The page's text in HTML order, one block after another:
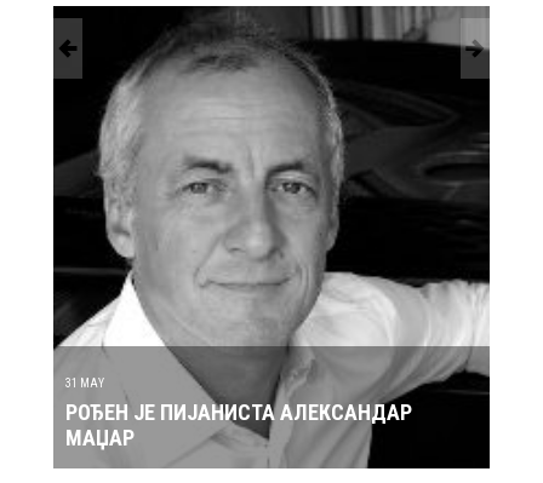
АЛЕКСАНДАР
РОЂЕН ЈЕ ПЕВАЧ ЗДРАВКО